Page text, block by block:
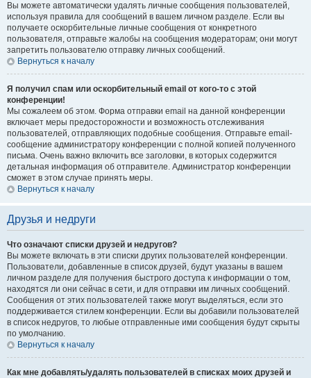
Вы можете автоматически удалять личные сообщения пользователей,
используя правила для сообщений в вашем личном разделе. Если вы
получаете оскорбительные личные сообщения от конкретного
пользователя, отправьте жалобы на сообщения модераторам; они могут
запретить пользователю отправку личных сообщений.
Вернуться к началу
Я получил спам или оскорбительный email от кого-то с этой
конференции!
Мы сожалеем об этом. Форма отправки email на данной конференции
включает меры предосторожности и возможность отслеживания
пользователей, отправляющих подобные сообщения. Отправьте email-
сообщение администратору конференции с полной копией полученного
письма. Очень важно включить все заголовки, в которых содержится
детальная информация об отправителе. Администратор конференции
сможет в этом случае принять меры.
Вернуться к началу
Друзья и недруги
Что означают списки друзей и недругов?
Вы можете включать в эти списки других пользователей конференции.
Пользователи, добавленные в список друзей, будут указаны в вашем
личном разделе для получения быстрого доступа к информации о том,
находятся ли они сейчас в сети, и для отправки им личных сообщений.
Сообщения от этих пользователей также могут выделяться, если это
поддерживается стилем конференции. Если вы добавили пользователей
в список недругов, то любые отправленные ими сообщения будут скрыты
по умолчанию.
Вернуться к началу
Как мне добавлять/удалять пользователей в списках моих друзей и